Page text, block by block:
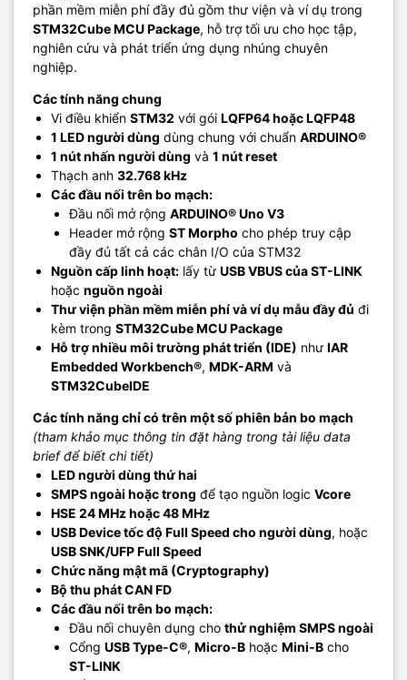
phần mềm miễn phí đầy đủ gồm thư viện và ví dụ trong
STM32Cube MCU Package, hỗ trợ tối ưu cho học tập,
nghiên cứu và phát triển ứng dụng nhúng chuyên
nghiệp.
Các tính năng chung
Vi điều khiển STM32 với gói LQFP64 hoặc LQFP48
1 LED người dùng dùng chung với chuẩn ARDUINO®
1 nút nhấn người dùng và 1 nút reset
Thạch anh 32.768 kHz
Các đầu nối trên bo mạch:
Đầu nối mở rộng ARDUINO® Uno V3
Header mở rộng ST Morpho cho phép truy cập
đầy đủ tất cả các chân I/O của STM32
Nguồn cấp linh hoạt: lấy từ USB VBUS của ST-LINK
hoặc nguồn ngoài
Thư viện phần mềm miễn phí và ví dụ mẫu đầy đủ đi
kèm trong STM32Cube MCU Package
Hỗ trợ nhiều môi trường phát triển (IDE) như IAR
Embedded Workbench®, MDK-ARM và
STM32CubeIDE
Các tính năng chỉ có trên một số phiên bản bo mạch
(tham khảo mục thông tin đặt hàng trong tài liệu data
brief để biết chi tiết)
LED người dùng thứ hai
SMPS ngoài hoặc trong để tạo nguồn logic Vcore
HSE 24 MHz hoặc 48 MHz
USB Device tốc độ Full Speed cho người dùng, hoặc
USB SNK/UFP Full Speed
Chức năng mật mã (Cryptography)
Bộ thu phát CAN FD
Các đầu nối trên bo mạch:
Đầu nối chuyên dụng cho thử nghiệm SMPS ngoài
Cổng USB Type-C®, Micro-B hoặc Mini-B cho
ST-LINK